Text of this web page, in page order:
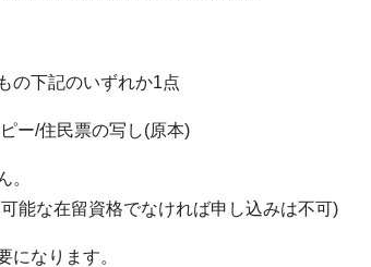
の下記のいずれか1点
ー/住民票の写し(原本)
。
能な在留資格でなければ申し込みは不可)
なります。